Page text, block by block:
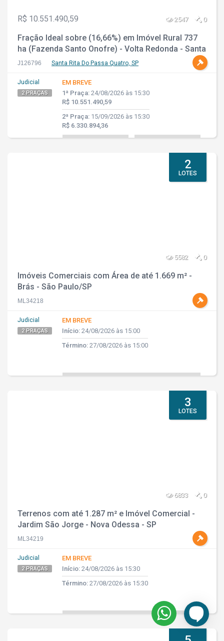
R$ 10.551.490,59 2547 0
Fração Ideal sobre (16,66%) em Imóvel Rural 737
ha (Fazenda Santo Onofre) - Volta Redonda - Santa
Rita do Passo Quatro - SP
J126796 Santa Rita Do Passa Quatro, SP
Judicial
2 PRAÇAS
EM BREVE
1ª Praça: 24/08/2026 às 15:30
R$ 10.551.490,59
2ª Praça: 15/09/2026 às 15:30
R$ 6.330.894,36
2
LOTES
5582 0
Imóveis Comerciais com Área de até 1.669 m² -
Brás - São Paulo/SP
ML34218
Judicial
2 PRAÇAS
EM BREVE
Início: 24/08/2026 às 15:00
Término: 27/08/2026 às 15:00
3
LOTES
6833 0
Terrenos com até 1.287 m² e Imóvel Comercial -
Jardim São Jorge - Nova Odessa - SP
ML34219
Judicial
2 PRAÇAS
EM BREVE
Início: 24/08/2026 às 15:30
Término: 27/08/2026 às 15:30